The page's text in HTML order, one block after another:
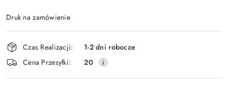
Druk na zamówienie
Dostępność
i
dostawa
Czas Realizacji:
1-2 dni robocze
Cena Przesyłki:
20